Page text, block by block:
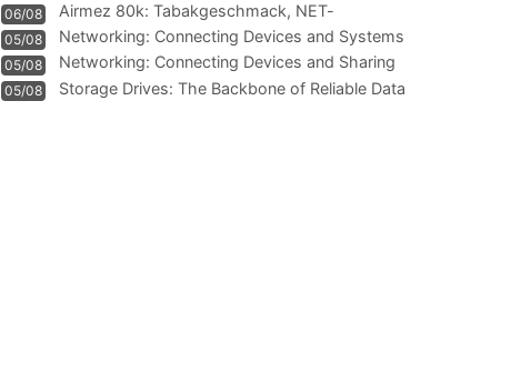
06/08
Airmez 80k: Tabakgeschmack, NET-
Technologie und Leistung im
05/08 Networking: Connecting Devices and Systems
05/08
Networking: Connecting Devices and Sharing
Information
05/08
Storage Drives: The Backbone of Reliable Data